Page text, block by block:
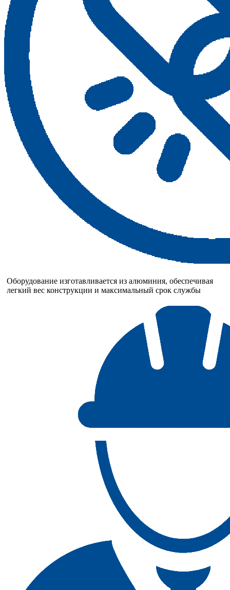
Оборудование изготавливается из алюминия, обеспечивая
легкий вес конструкции и максимальный срок службы